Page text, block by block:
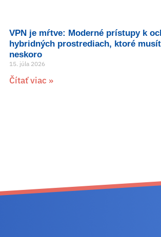
VPN je mŕtve: Moderné prístupy k
hybridných prostrediach, ktoré
neskoro
15. júla 2026
Čítať viac »